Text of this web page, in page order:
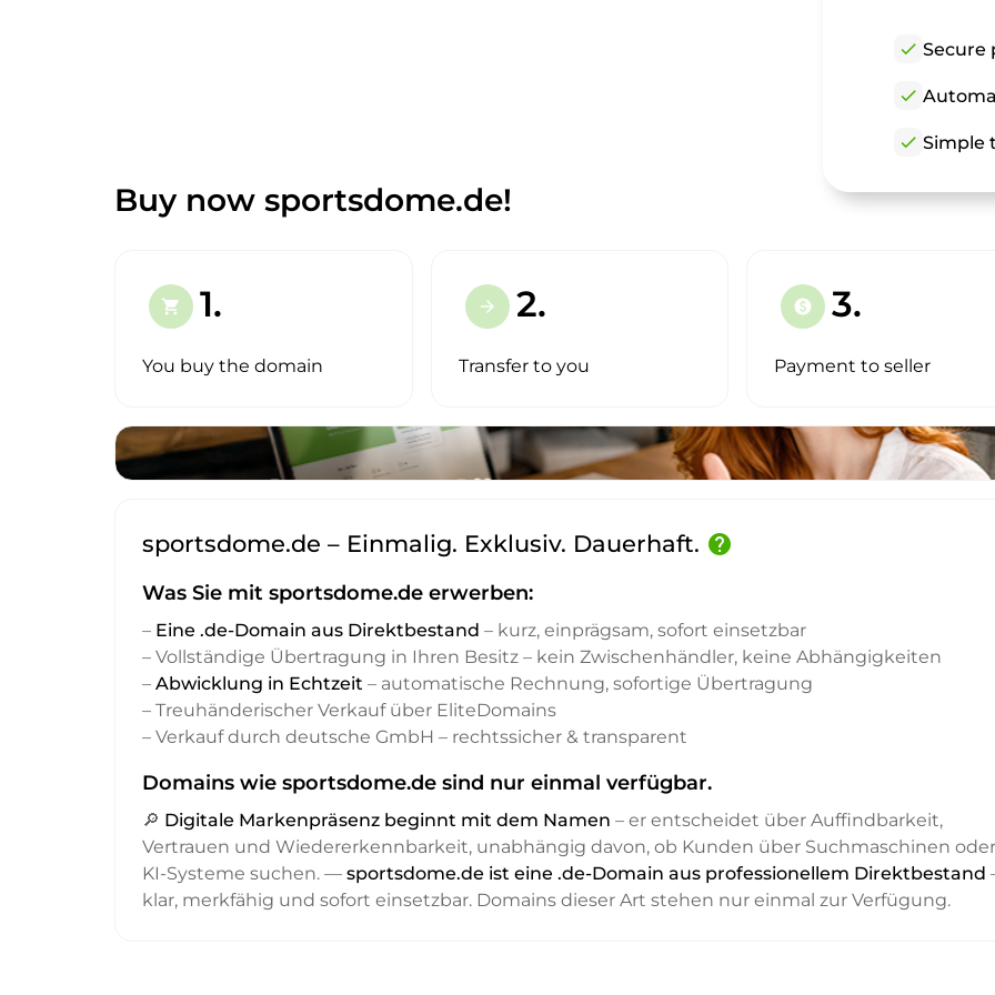
check Secure
check
check Simple
Buy now sportsdome.de!
shopping_cart 1.
You buy the domain
arrow_forward 2.
Transfer to you
paid 3.
Payment to seller
sportsdome.de – Einmalig. Exklusiv. Dauerhaft. help
Was Sie mit sportsdome.de erwerben:
– Eine .de-Domain aus Direktbestand – kurz, einprägsam, sofort einsetzbar
– Vollständige Übertragung in Ihren Besitz – kein Zwischenhändler, keine Abhängigkeiten
– Abwicklung in Echtzeit – automatische Rechnung, sofortige Übertragung
– Treuhänderischer Verkauf über EliteDomains
– Verkauf durch deutsche GmbH – rechtssicher & transparent
Domains wie sportsdome.de sind nur einmal verfügbar.
🔎 Digitale Markenpräsenz beginnt mit dem Namen – er entscheidet über Auffindbarkeit,
Vertrauen und Wiedererkennbarkeit, unabhängig davon, ob Kunden über Suchmaschinen oder
KI-Systeme suchen. — sportsdome.de ist eine .de-Domain aus professionellem Direktbestand
klar, merkfähig und sofort einsetzbar. Domains dieser Art stehen nur einmal zur Verfügung.